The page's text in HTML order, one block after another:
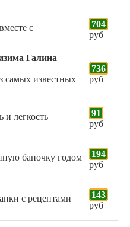
с
704
руб
Галина
самых известных
736
руб
и легкость
91
руб
баночку годом
194
руб
с рецептами
143
руб